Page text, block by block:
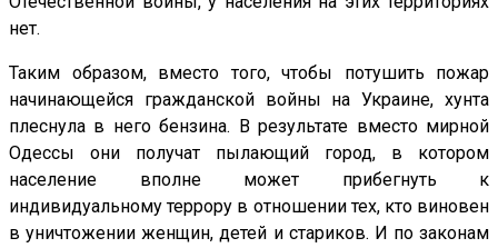
нет.
Таким образом, вместо того, чтобы потушить пожар
начинающейся гражданской войны на Украине, хунта
плеснула в него бензина. В результате вместо мирной
Одессы они получат пылающий город, в котором
население вполне может прибегнуть к
индивидуальному террору в отношении тех, кто виновен
в уничтожении женщин, детей и стариков. И по законам